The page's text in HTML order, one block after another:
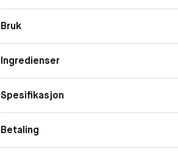
for seg.
Bruk
Ingredienser
Spesifikasjon
Betaling